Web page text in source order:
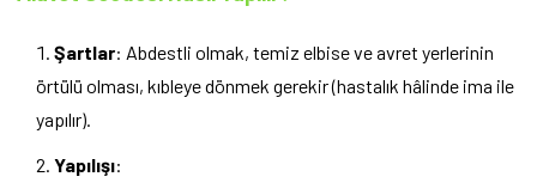
Şartlar: Abdestli olmak, temiz elbise ve avret yerlerinin
örtülü olması, kıbleye dönmek gerekir (hastalık hâlinde ima ile
yapılır).
Yapılışı: